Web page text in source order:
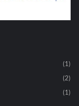
(1)
(2)
(1)